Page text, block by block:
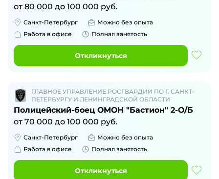
от 80 000 до 100 000 руб.
Санкт-Петербург
Можно без опыта
Работа в офисе
Полная занятость
Откликнуться
ГЛАВНОЕ УПРАВЛЕНИЕ РОСГВАРДИИ ПО Г. САНКТ-
ПЕТЕРБУРГУ И ЛЕНИНГРАДСКОЙ ОБЛАСТИ
Полицейский-боец ОМОН "Бастион" 2-О/Б
от 70 000 до 100 000 руб.
Санкт-Петербург
Можно без опыта
Работа в офисе
Полная занятость
Откликнуться